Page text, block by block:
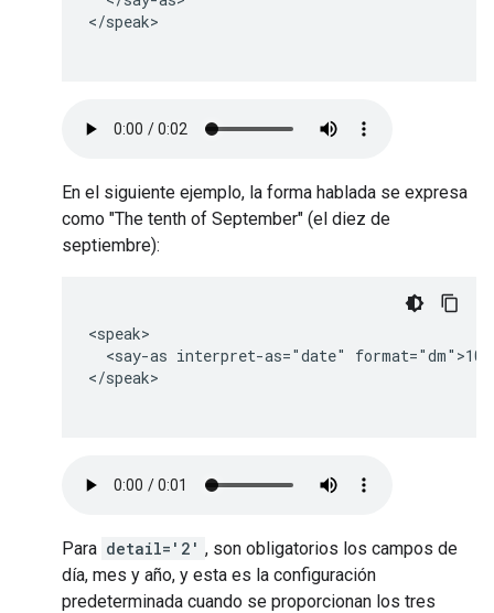
</speak>
En el siguiente ejemplo, la forma hablada se expresa
como "The tenth of September" (el diez de
septiembre):
<speak>
<say-as interpret-as="date"
</speak>
Para detail='2' , son obligatorios los campos de
día, mes y año, y esta es la configuración
predeterminada cuando se proporcionan los tres